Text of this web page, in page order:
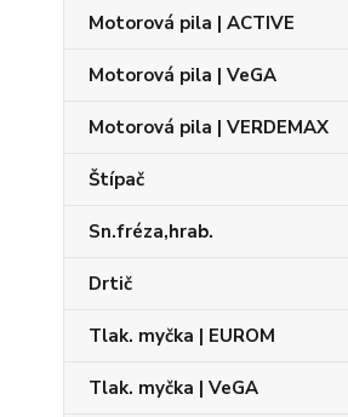
Motorová pila | ACTIVE
Motorová pila | VeGA
Motorová pila | VERDEMAX
Štípač
Sn.fréza,hrab.
Drtič
Tlak. myčka | EUROM
Tlak. myčka | VeGA